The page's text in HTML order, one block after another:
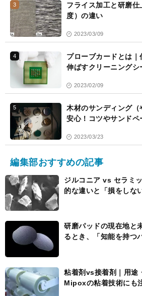
3
フライス加工と研磨
度）の違い
2023/03/09
4
プローブカードとは
伸ばすクリーニング
2023/02/09
5
木材のサンディング
安心！コツやサンド
2023/03/23
編集部おすすめの記事
ジルコニア vs セラミ
的な違いと「損をしな
研磨パッドの現在地
るとき、「知能を持つ
粘着剤vs接着剤｜用途
Mipoxの粘着技術にも